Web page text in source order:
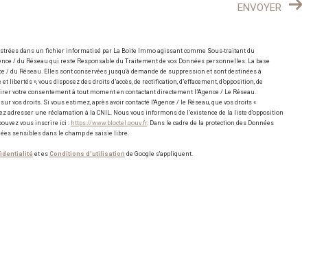
ENVOYER
dans un fichier informatisé par La Boite Immo agissant comme Sous-traitant du
/ du Réseau qui reste Responsable du Traitement de vos Données personnelles. La base
du Réseau. Elles sont conservées jusqu'à demande de suppression et sont destinées à
», vous disposez des droits d’accès, de rectification, d’effacement, d’opposition, de
votre consentement à tout moment en contactant directement l’Agence / Le Réseau.
vos droits. Si vous estimez, après avoir contacté l'Agence / le Réseau, que vos droits «
adresser une réclamation à la CNIL. Nous vous informons de l’existence de la liste d'opposition
vous inscrire ici : https://www.bloctel.gouv.fr. Dans le cadre de la protection des Données
sensibles dans le champ de saisie libre.
et es Conditions d'utilisation de Google s'appliquent.